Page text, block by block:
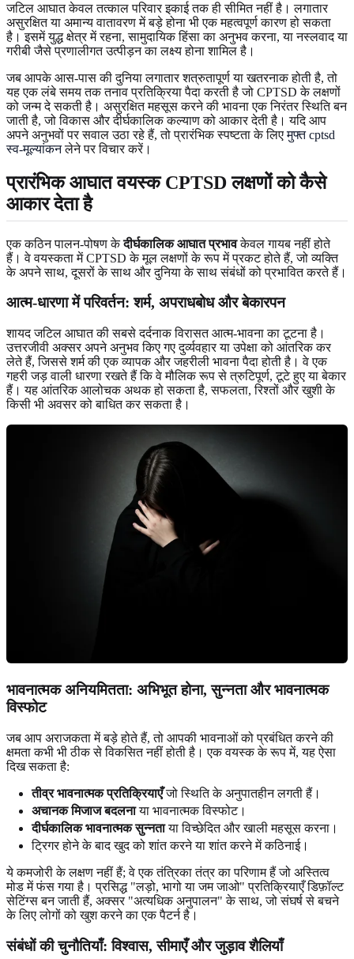
जटिल आघात केवल तत्काल परिवार इकाई तक ही सीमित नहीं है। लगातार
असुरक्षित या अमान्य वातावरण में बड़े होना भी एक महत्वपूर्ण कारण हो सकता
है। इसमें युद्ध क्षेत्र में रहना, सामुदायिक हिंसा का अनुभव करना, या नस्लवाद या
गरीबी जैसे प्रणालीगत उत्पीड़न का लक्ष्य होना शामिल है।
जब आपके आस-पास की दुनिया लगातार शत्रुतापूर्ण या खतरनाक होती है, तो
यह एक लंबे समय तक तनाव प्रतिक्रिया पैदा करती है जो CPTSD के लक्षणों
को जन्म दे सकती है। असुरक्षित महसूस करने की भावना एक निरंतर स्थिति बन
जाती है, जो विकास और दीर्घकालिक कल्याण को आकार देती है। यदि आप
अपने अनुभवों पर सवाल उठा रहे हैं, तो प्रारंभिक स्पष्टता के लिएमुफ्त cptsd
स्व-मूल्यांकनलेने पर विचार करें।
प्रारंभिक आघात वयस्क CPTSD लक्षणों को कैसे
आकार देता है
एक कठिन पालन-पोषण केदीर्घकालिक आघात प्रभावकेवल गायब नहीं होते
हैं। वे वयस्कता में CPTSD के मूल लक्षणों के रूप में प्रकट होते हैं, जो व्यक्ति
के अपने साथ, दूसरों के साथ और दुनिया के साथ संबंधों को प्रभावित करते हैं।
आत्म-धारणा में परिवर्तन: शर्म, अपराधबोध और बेकारपन
शायद जटिल आघात की सबसे दर्दनाक विरासत आत्म-भावना का टूटना है।
उत्तरजीवी अक्सर अपने अनुभव किए गए दुर्व्यवहार या उपेक्षा को आंतरिक कर
लेते हैं, जिससे शर्म की एक व्यापक और जहरीली भावना पैदा होती है। वे एक
गहरी जड़ वाली धारणा रखते हैं कि वे मौलिक रूप से त्रुटिपूर्ण, टूटे हुए या बेकार
हैं। यह आंतरिक आलोचक अथक हो सकता है, सफलता, रिश्तों और खुशी के
किसी भी अवसर को बाधित कर सकता है।
भावनात्मक अनियमितता: अभिभूत होना, सुन्नता और भावनात्मक
विस्फोट
जब आप अराजकता में बड़े होते हैं, तो आपकी भावनाओं को प्रबंधित करने की
क्षमता कभी भी ठीक से विकसित नहीं होती है। एक वयस्क के रूप में, यह ऐसा
दिख सकता है:
तीव्र भावनात्मक प्रतिक्रियाएँजो स्थिति के अनुपातहीन लगती हैं।
अचानक मिजाज बदलनाया भावनात्मक विस्फोट।
दीर्घकालिक भावनात्मक सुन्नताया विच्छेदित और खाली महसूस करना।
ट्रिगर होने के बाद खुद को शांत करने या शांत करने में कठिनाई।
ये कमजोरी के लक्षण नहीं हैं; वे एक तंत्रिका तंत्र का परिणाम हैं जो अस्तित्व
मोड में फंस गया है। प्रसिद्ध "लड़ो, भागो या जम जाओ" प्रतिक्रियाएँ डिफ़ॉल्ट
सेटिंग्स बन जाती हैं, अक्सर "अत्यधिक अनुपालन" के साथ, जो संघर्ष से बचने
के लिए लोगों को खुश करने का एक पैटर्न है।
संबंधों की चुनौतियाँ: विश्वास, सीमाएँ और जुड़ाव शैलियाँ